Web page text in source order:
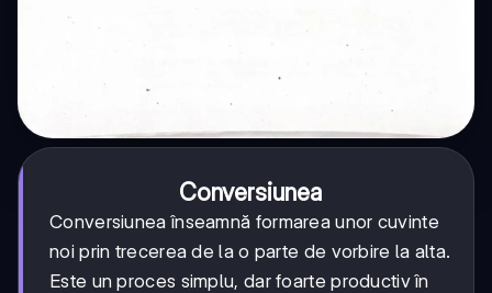
Conversiunea
Conversiunea înseamnă formarea unor cuvinte
noi prin trecerea de la o parte de vorbire la alta.
Este un proces simplu, dar foarte productiv în